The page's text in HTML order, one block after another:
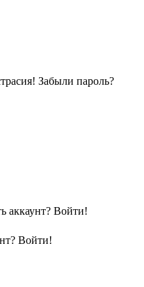
Забыли пароль?
аккаунт? Войти!
Войти!